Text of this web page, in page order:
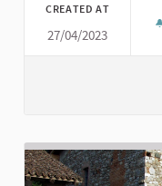
CREATED AT
27/04/2023